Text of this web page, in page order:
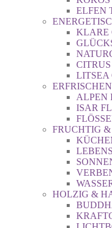
ELFEN
KLARE
LITSEA
ALPEN
ISAR
FRUCHTIG
HOLZIG &